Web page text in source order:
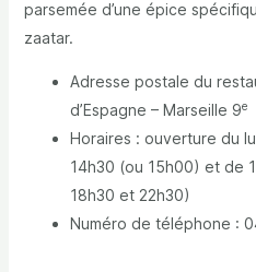
parsemée d’une épice
zaatar.
Adresse postale du
d’Espagne – Marseille 9e
Horaires : ouverture du
14h30 (ou 15h00) et de
18h30 et 22h30)
Numéro de téléphone :